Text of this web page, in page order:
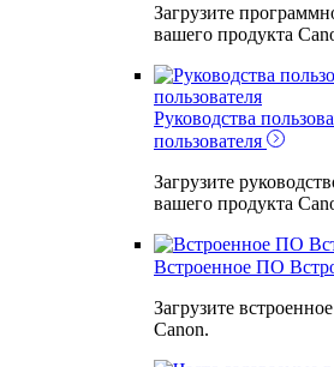
Загрузите
вашего продукта
пользователя
Руководства
пользователя
Загрузите
вашего продукта
Встроенное ПО
Загрузите
Canon.